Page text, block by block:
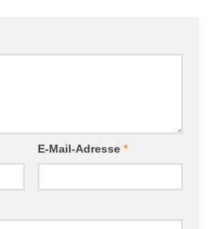
E-Mail-Adresse *